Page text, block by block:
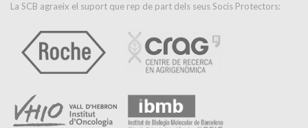
La SCB agraeix el suport que rep de part dels seus Socis Protectors: